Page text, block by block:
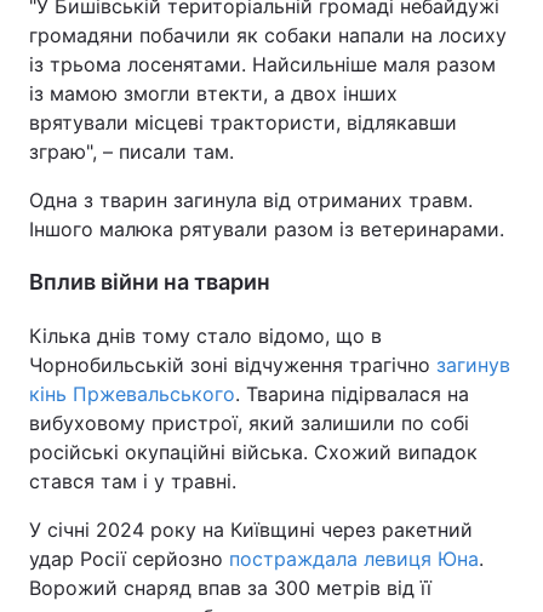
"У Бишівській територіальній громаді небайдужі
громадяни побачили як собаки напали на лосиху
із трьома лосенятами. Найсильніше маля разом
із мамою змогли втекти, а двох інших
врятували місцеві трактористи, відлякавши
зграю", – писали там.
Одна з тварин загинула від отриманих травм.
Іншого малюка рятували разом із ветеринарами.
Вплив війни на тварин
Кілька днів тому стало відомо, що в
Чорнобильській зоні відчуження трагічно загинув
кінь Пржевальського. Тварина підірвалася на
вибуховому пристрої, який залишили по собі
російські окупаційні війська. Схожий випадок
стався там і у травні.
У січні 2024 року на Київщині через ракетний
удар Росії серйозно постраждала левиця Юна.
Ворожий снаряд впав за 300 метрів від її